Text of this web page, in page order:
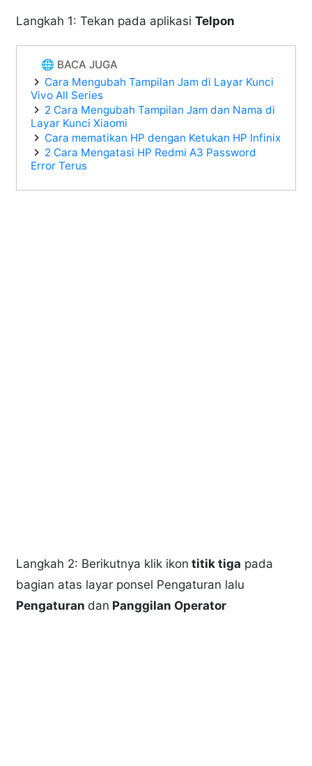
Langkah 1: Tekan pada aplikasiTelpon
🌐 BACA JUGA
Cara Mengubah Tampilan Jam di Layar Kunci
Vivo All Series
2 Cara Mengubah Tampilan Jam dan Nama di
Layar Kunci Xiaomi
Cara mematikan HP dengan Ketukan HP Infinix
2 Cara Mengatasi HP Redmi A3 Password
Error Terus
Langkah 2: Berikutnya klik ikon titik tiga pada
bagian atas layar ponsel Pengaturan lalu
Pengaturan dan Panggilan Operator